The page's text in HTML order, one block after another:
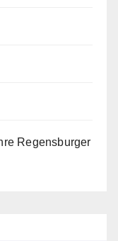
Regensburger